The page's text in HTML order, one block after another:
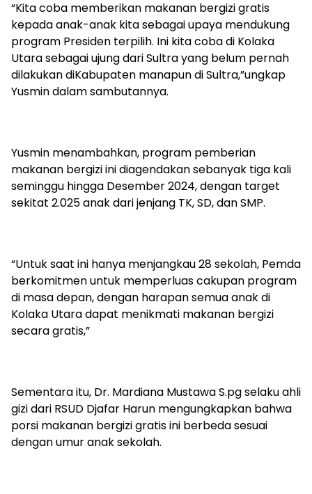
“Kita coba memberikan makanan bergizi gratis
kepada anak-anak kita sebagai upaya mendukung
program Presiden terpilih. Ini kita coba di Kolaka
Utara sebagai ujung dari Sultra yang belum pernah
dilakukan diKabupaten manapun di Sultra,”ungkap
Yusmin dalam sambutannya.
Yusmin menambahkan, program pemberian
makanan bergizi ini diagendakan sebanyak tiga kali
seminggu hingga Desember 2024, dengan target
sekitat 2.025 anak dari jenjang TK, SD, dan SMP.
“Untuk saat ini hanya menjangkau 28 sekolah, Pemda
berkomitmen untuk memperluas cakupan program
di masa depan, dengan harapan semua anak di
Kolaka Utara dapat menikmati makanan bergizi
secara gratis,”
Sementara itu, Dr. Mardiana Mustawa S.pg selaku ahli
gizi dari RSUD Djafar Harun mengungkapkan bahwa
porsi makanan bergizi gratis ini berbeda sesuai
dengan umur anak sekolah.